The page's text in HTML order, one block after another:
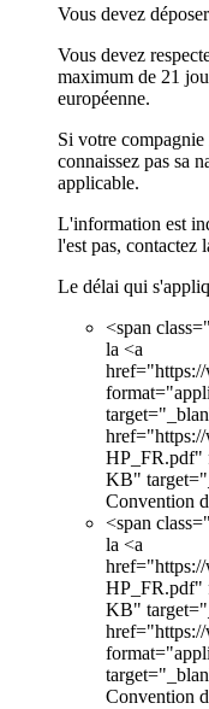
Vous devez
Vous devez
maximum de 21
européenne.
Si votre compagnie
connaissez pas sa
applicable.
L'information est
l'est pas, contactez
Le délai qui
<span
la <a
HP_FR.pdf"
KB"
Convention
<span
la <a
HP_FR.pdf"
KB"
Convention